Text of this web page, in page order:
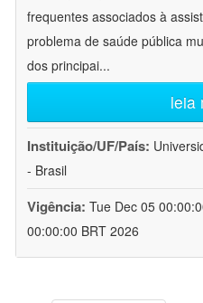
frequentes associados à
problema de saúde pública
dos principai...
leia
Instituição/UF/País:
- Brasil
Vigência: Tue Dec 05
00:00:00 BRT 2026